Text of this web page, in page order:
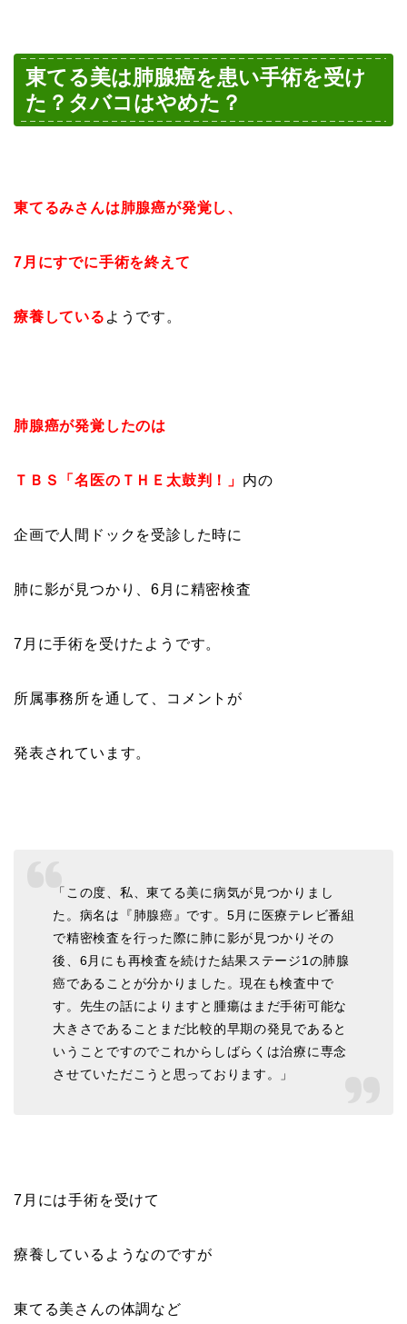
東てる美は肺腺癌を患い手術を受け
た？タバコはやめた？
東てるみさんは肺腺癌が発覚し、
7月にすでに手術を終えて
療養している ようです。
肺腺癌が発覚したのは
ＴＢＳ「名医のＴＨＥ太鼓判！」 内の
企画で人間ドックを受診した時に
肺に影が見つかり、6月に精密検査
7月に手術を受けたようです。
所属事務所を通して、コメントが
発表されています。
「この度、私、東てる美に病気が見つかりまし
た。病名は『肺腺癌』です。5月に医療テレビ番組
で精密検査を行った際に肺に影が見つかりその
後、6月にも再検査を続けた結果ステージ1の肺腺
癌であることが分かりました。現在も検査中で
す。先生の話によりますと腫瘍はまだ手術可能な
大きさであることまだ比較的早期の発見であると
いうことですのでこれからしばらくは治療に専念
させていただこうと思っております。」
7月には手術を受けて
療養しているようなのですが
東てる美さんの体調など